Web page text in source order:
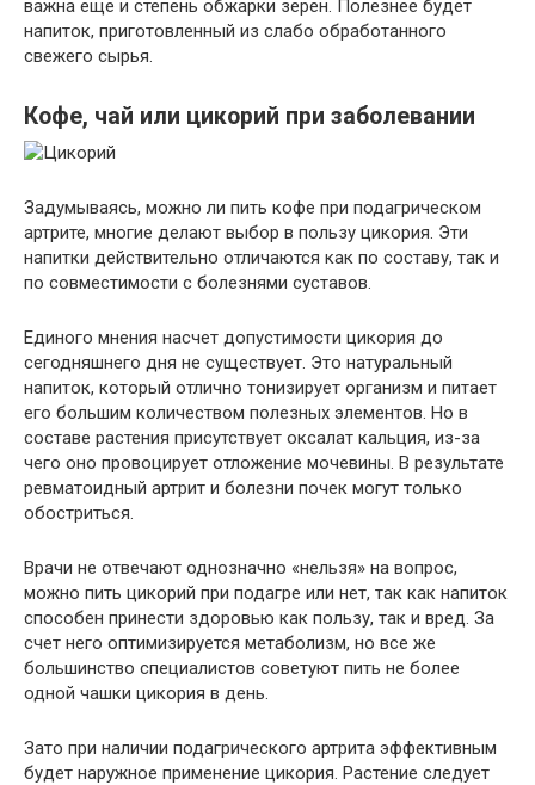
важна еще и степень обжарки зерен. Полезнее будет
напиток, приготовленный из слабо обработанного
свежего сырья.
Кофе, чай или цикорий при заболевании
Задумываясь, можно ли пить кофе при подагрическом
артрите, многие делают выбор в пользу цикория. Эти
напитки действительно отличаются как по составу, так и
по совместимости с болезнями суставов.
Единого мнения насчет допустимости цикория до
сегодняшнего дня не существует. Это натуральный
напиток, который отлично тонизирует организм и питает
его большим количеством полезных элементов. Но в
составе растения присутствует оксалат кальция, из-за
чего оно провоцирует отложение мочевины. В результате
ревматоидный артрит и болезни почек могут только
обостриться.
Врачи не отвечают однозначно «нельзя» на вопрос,
можно пить цикорий при подагре или нет, так как напиток
способен принести здоровью как пользу, так и вред. За
счет него оптимизируется метаболизм, но все же
большинство специалистов советуют пить не более
одной чашки цикория в день.
Зато при наличии подагрического артрита эффективным
будет наружное применение цикория. Растение следует